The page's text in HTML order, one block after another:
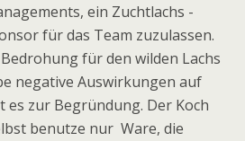
ein Zuchtlachs -
für das Team zuzulassen.
für den wilden Lachs
negative Auswirkungen auf
es zur Begründung. Der Koch
benutze nur Ware, die